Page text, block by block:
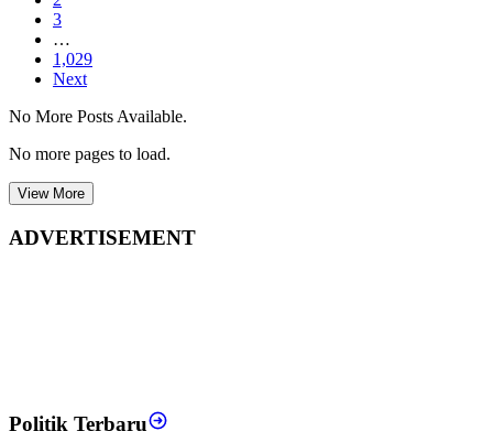
3
…
1,029
Next
No More Posts Available.
No more pages to load.
View More
ADVERTISEMENT
Politik Terbaru